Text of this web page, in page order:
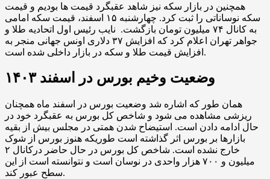
همچنین در بازار سکه نیز شاهد عقبگرد قیمت ها بودیم و قیمت
سکه نوساناتی را ثبت کرد. چهارشنبه ۱۵ اسفند، قیمت سکه امامی
به کانال ۷۴ میلیون تومان بازگشت. نایب رئیس اول اتحادیه طلا و
جواهر تهران اعلام کرد که افزایش ۳۷ دلاری اونس جهانی منجر به
افزایش قیمت طلا و سکه در بازار داخلی شده است.
وضعیت وخیم بورس در اسفند ۱۴۰۳
همان طور که اشاره شد وضعیت بورس در اسفند ماه همچنان
ریزشی مشاهده می شود و شاخص کل بورس به عقبگرد خود در
حال ادامه دادن است. استیضاح شدن همتی در مجلس بیش از بقیه
بازارها بر بورس اثر گذاشته است طوریکه هنوز بورس از شوک
خارج نشده است. شاخص کل بورس در حال حاضر درکانال ۲
میلیون و ۷۰۰ هزار واحدی در نوسان است و نتوانسته است از این
سطح عبور کند.